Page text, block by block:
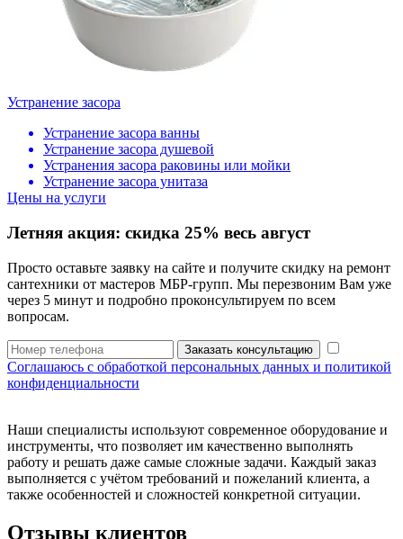
Устранение засора
Устранение засора ванны
Устранение засора душевой
Устранения засора раковины или мойки
Устранение засора унитаза
Цены на услуги
Летняя акция: скидка 25% весь август
Просто оставьте заявку на сайте и получите скидку на ремонт
сантехники от мастеров МБР-групп. Мы перезвоним Вам уже
через 5 минут и подробно проконсультируем по всем
вопросам.
Заказать консультацию
Соглашаюсь с обработкой персональных данных и политикой
конфиденциальности
Наши специалисты используют современное оборудование и
инструменты, что позволяет им качественно выполнять
работу и решать даже самые сложные задачи. Каждый заказ
выполняется с учётом требований и пожеланий клиента, а
также особенностей и сложностей конкретной ситуации.
Отзывы клиентов